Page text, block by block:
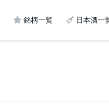
銘柄一覧 日本酒一